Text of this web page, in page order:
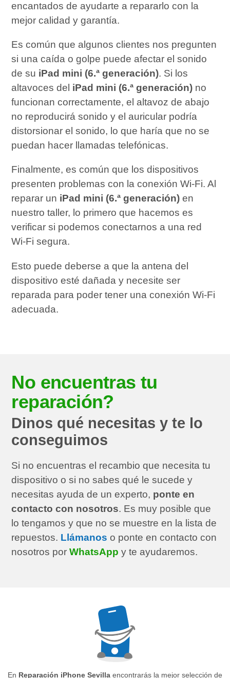
encantados de ayudarte a repararlo con la
mejor calidad y garantía.
Es común que algunos clientes nos pregunten
si una caída o golpe puede afectar el sonido
de su iPad mini (6.ª generación). Si los
altavoces del iPad mini (6.ª generación) no
funcionan correctamente, el altavoz de abajo
no reproducirá sonido y el auricular podría
distorsionar el sonido, lo que haría que no se
puedan hacer llamadas telefónicas.
Finalmente, es común que los dispositivos
presenten problemas con la conexión Wi-Fi. Al
reparar un iPad mini (6.ª generación) en
nuestro taller, lo primero que hacemos es
verificar si podemos conectarnos a una red
Wi-Fi segura.
Esto puede deberse a que la antena del
dispositivo esté dañada y necesite ser
reparada para poder tener una conexión Wi-Fi
adecuada.
No encuentras tu
reparación?
Dinos qué necesitas y te lo
conseguimos
Si no encuentras el recambio que necesita tu
dispositivo o si no sabes qué le sucede y
necesitas ayuda de un experto, ponte en
contacto con nosotros. Es muy posible que
lo tengamos y que no se muestre en la lista de
repuestos. Llámanos o ponte en contacto con
nosotros porWhatsApp y te ayudaremos.
En Reparación iPhone Sevilla encontrarás la mejor selección de